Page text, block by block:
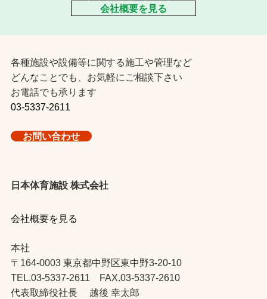
会社概要を見る
各種施設や設備等に関する施工や管理など
どんなことでも、お気軽にご相談下さい
お電話でも承ります
03-5337-2611
お問い合わせ
日本体育施設 株式会社
会社概要を見る
本社
〒164-0003 東京都中野区東中野3-20-10
TEL.03-5337-2611 FAX.03-5337-2610
代表取締役社長 越後 幸太郎